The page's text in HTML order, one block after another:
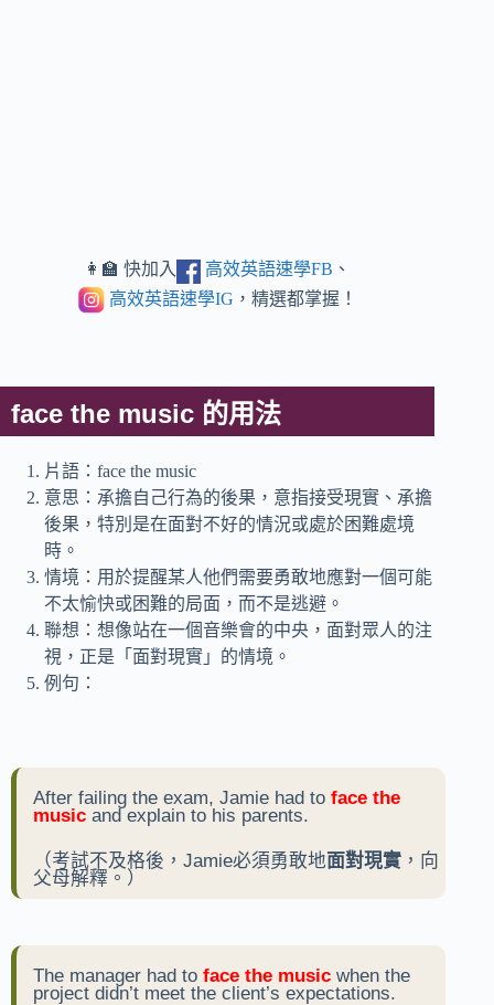
👩‍🏫 快加入 高效英語速學FB 、
高效英語速學IG ，精選都掌握！
face the music 的用法
片語：face the music
意思：承擔自己行為的後果，意指接受現實、承擔
後果，特別是在面對不好的情況或處於困難處境
時。
情境：用於提醒某人他們需要勇敢地應對一個可能
不太愉快或困難的局面，而不是逃避。
聯想：想像站在一個音樂會的中央，面對眾人的注
視，正是「面對現實」的情境。
例句：
After failing the exam, Jamie had to face the
music and explain to his parents.
（考試不及格後，Jamie必須勇敢地面對現實 ，向
父母解釋。）
The manager had to face the music when the
project didn’t meet the client’s expectations.